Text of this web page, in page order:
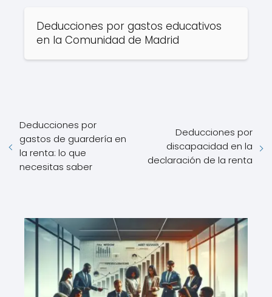
Deducciones por gastos educativos
en la Comunidad de Madrid
Deducciones por
gastos de guardería en
la renta​: lo que
necesitas saber
Deducciones por
discapacidad en la
declaración de la renta​